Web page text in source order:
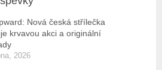
Nová česká střílečka
krvavou akci a originální
2026